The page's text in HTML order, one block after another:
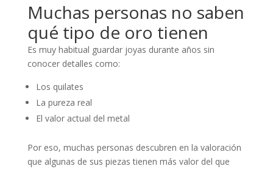
Muchas personas no saben
qué tipo de oro tienen
Es muy habitual guardar joyas durante años sin
conocer detalles como:
Los quilates
La pureza real
El valor actual del metal
Por eso, muchas personas descubren en la valoración
que algunas de sus piezas tienen más valor del que